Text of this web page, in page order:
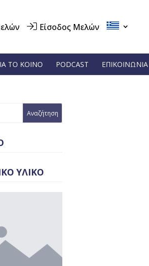
Είσοδος Μελών
ΤΟ ΚΟΙΝΟ PODCAST ΕΠΙΚΟΙΝΩΝΙΑ
ΥΛΙΚΟ